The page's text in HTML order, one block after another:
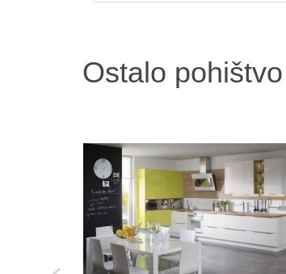
Ostalo pohištvo